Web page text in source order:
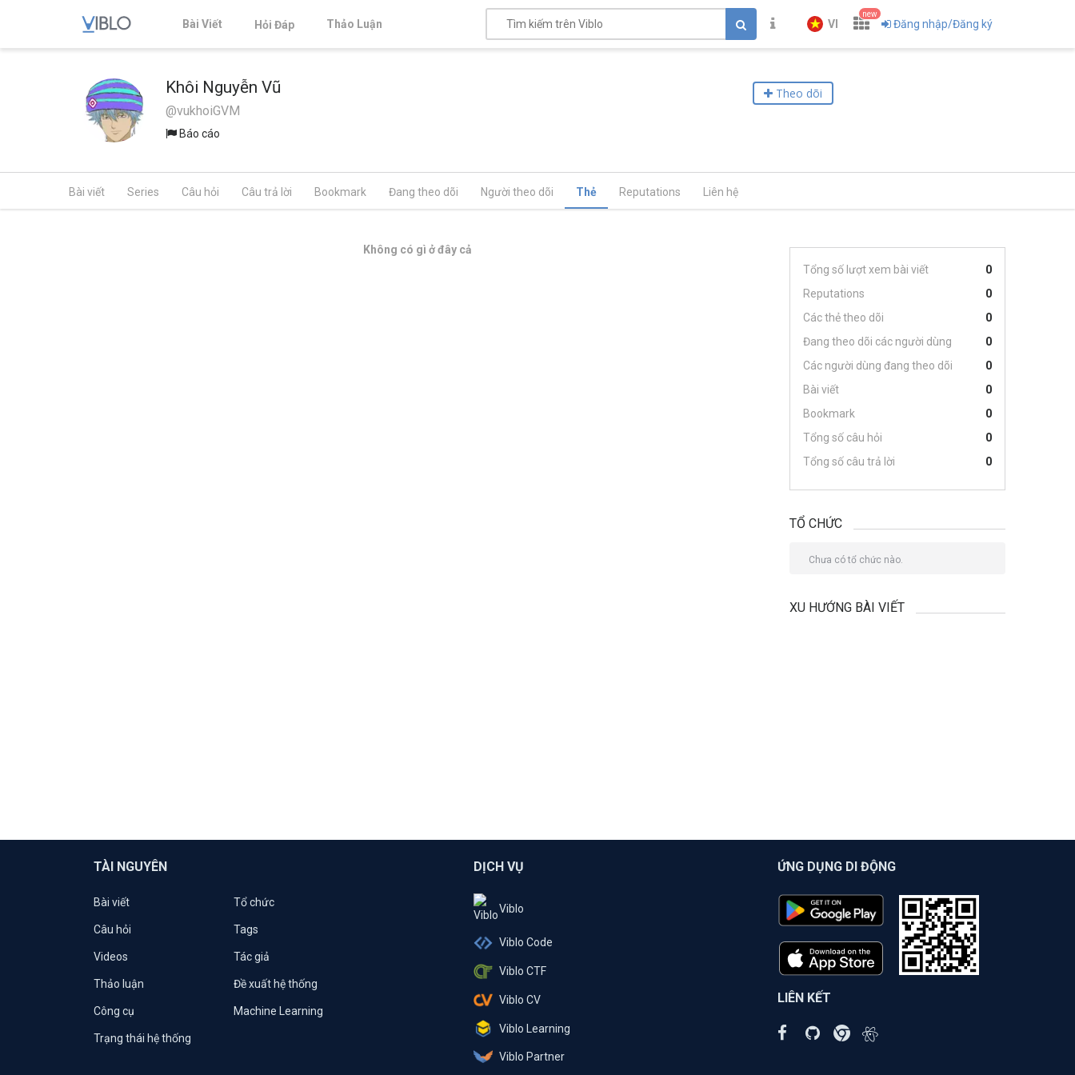
Bài Viết Hỏi Đáp Thảo Luận VI
new
Đăng nhập/Đăng ký
Khôi Nguyễn Vũ
@vukhoiGVM
Báo cáo
Theo dõi
Bài viết Series Câu hỏi Câu trả lời Bookmark Đang theo dõi Người theo dõi Thẻ Reputations Liên hệ
Không có gì ở đây cả
Tổng số lượt xem bài viết
0
Reputations
0
Các thẻ theo dõi
0
Đang theo dõi các người dùng
0
Các người dùng đang theo dõi
0
Bài viết
0
Bookmark
0
Tổng số câu hỏi
0
Tổng số câu trả lời
0
TỔ CHỨC
Chưa có tổ chức nào.
XU HƯỚNG BÀI VIẾT
TÀI NGUYÊN
Bài viết Tổ chức
Câu hỏi Tags
Videos Tác giả
Thảo luận Đề xuất hệ thống
Công cụ Machine Learning
Trạng thái hệ thống
DỊCH VỤ
Viblo
Viblo Code
Viblo CTF
Viblo CV
Viblo Learning
Viblo Partner
ỨNG DỤNG DI ĐỘNG
LIÊN KẾT